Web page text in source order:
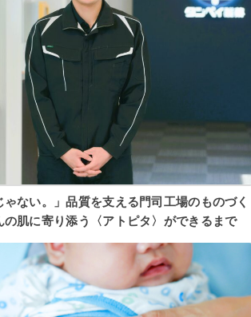
ゃない。」品質を支える門司工場のものづく
の肌に寄り添う〈アトピタ〉ができるまで